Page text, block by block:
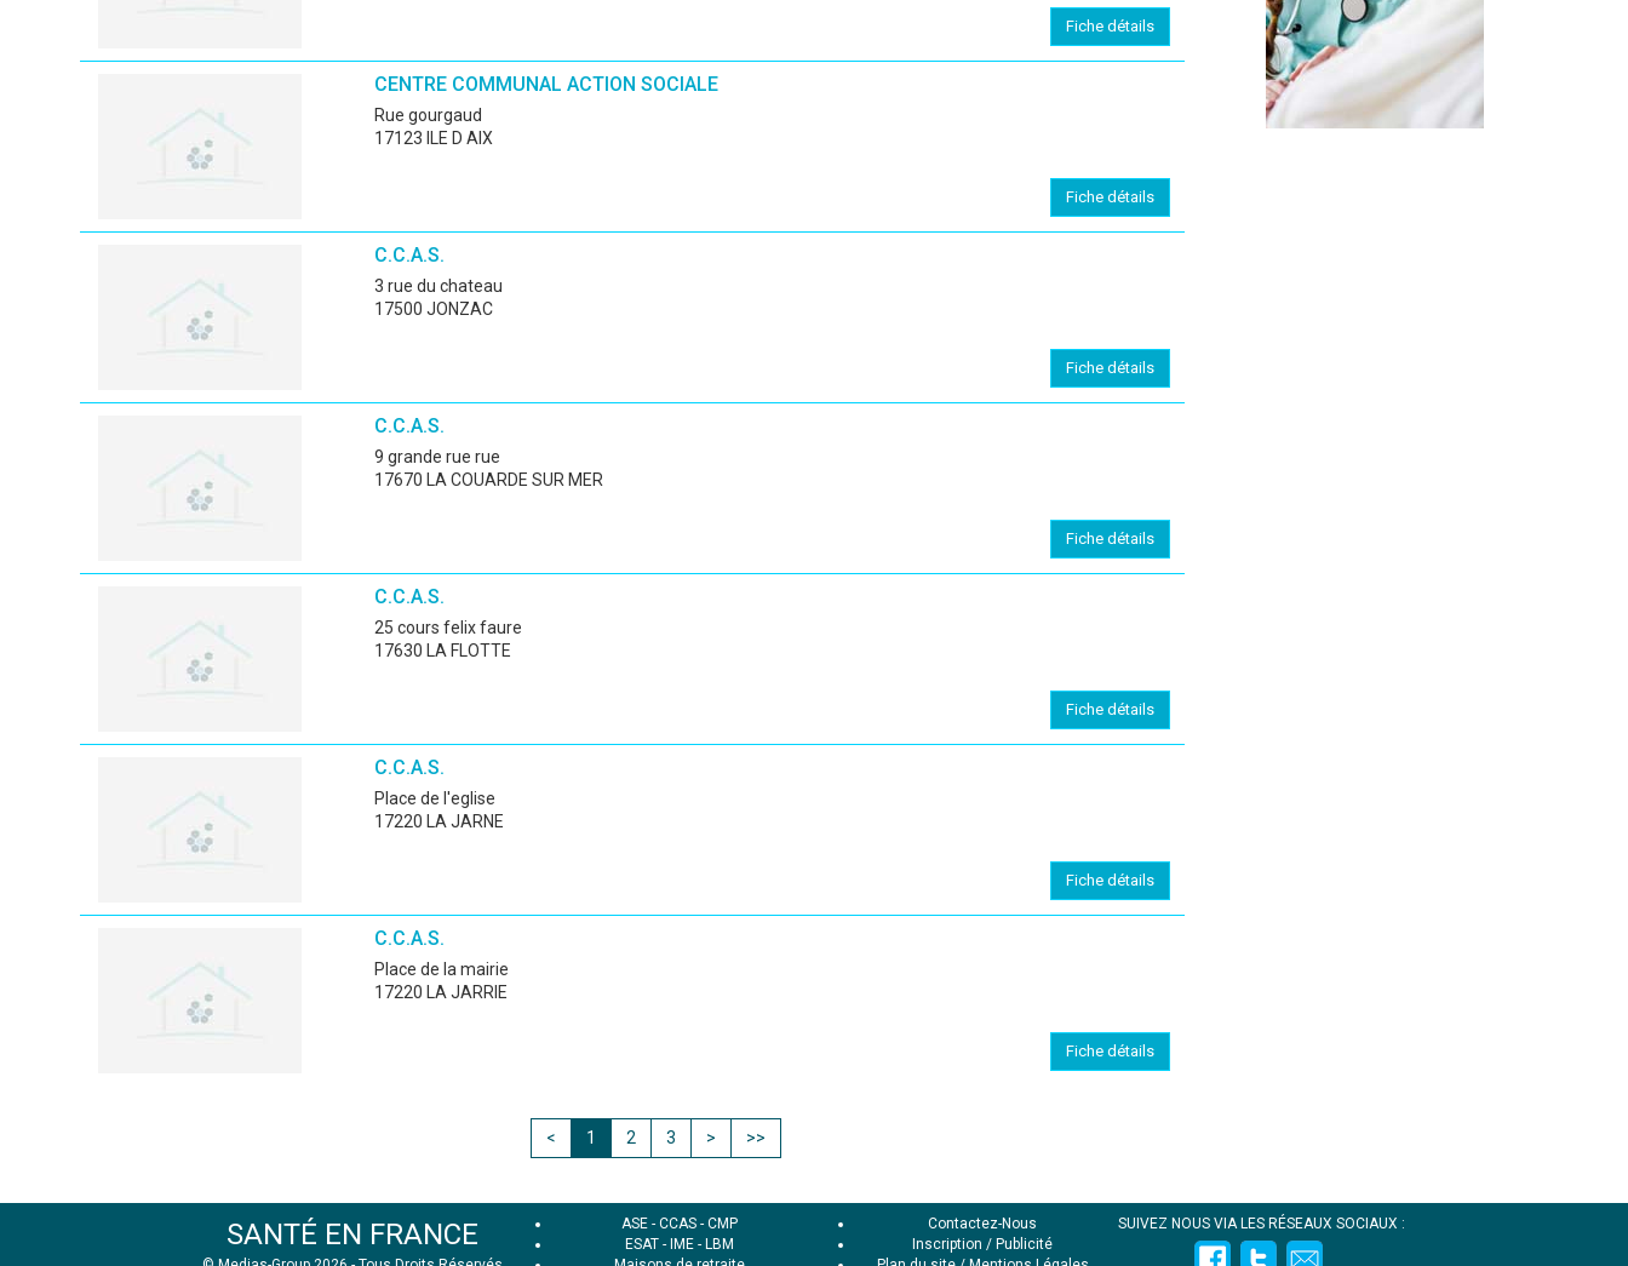
Fiche détails
CENTRE COMMUNAL ACTION SOCIALE
rue gourgaud
17123 ILE D AIX
Fiche détails
C.C.A.S.
3 rue du chateau
17500 JONZAC
Fiche détails
C.C.A.S.
9 grande rue rue
17670 LA COUARDE SUR MER
Fiche détails
C.C.A.S.
25 cours felix faure
17630 LA FLOTTE
Fiche détails
C.C.A.S.
place de l'eglise
17220 LA JARNE
Fiche détails
C.C.A.S.
place de la mairie
17220 LA JARRIE
Fiche détails
< 1 2 3 > >>
SANTÉ EN FRANCE ASE -CCAS -CMP
ESAT - IME - LBM
Contactez-Nous
Inscription / Publicité
SUIVEZ NOUS VIA LES RÉSEAUX SOCIAUX :